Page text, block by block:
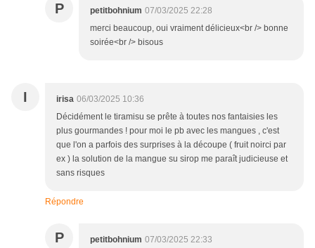
P petitbohnium 07/03/2025 22:28
merci beaucoup, oui vraiment délicieux<br /> bonne
soirée<br /> bisous
I irisa 06/03/2025 10:36
Décidément le tiramisu se prête à toutes nos fantaisies les
plus gourmandes ! pour moi le pb avec les mangues , c'est
que l'on a parfois des surprises à la découpe ( fruit noirci par
ex ) la solution de la mangue su sirop me paraît judicieuse et
sans risques
Répondre
P petitbohnium 07/03/2025 22:33